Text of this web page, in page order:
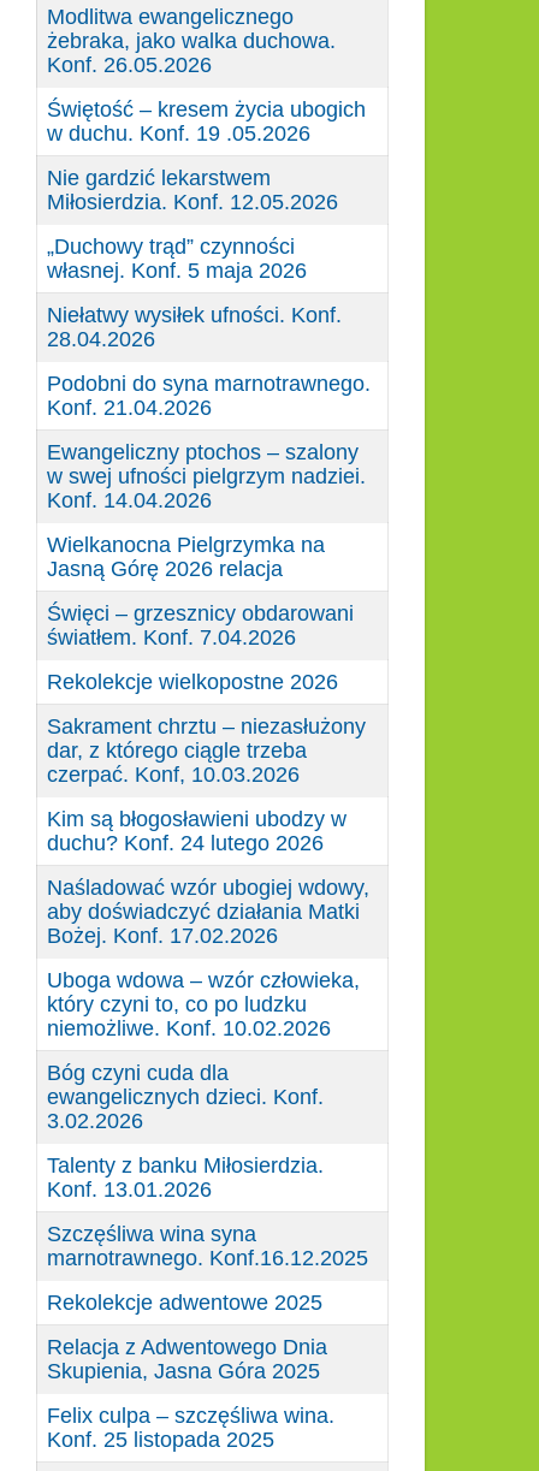
Modlitwa ewangelicznego
żebraka, jako walka duchowa.
Konf. 26.05.2026
Świętość – kresem życia ubogich
w duchu. Konf. 19 .05.2026
Nie gardzić lekarstwem
Miłosierdzia. Konf. 12.05.2026
„Duchowy trąd” czynności
własnej. Konf. 5 maja 2026
Niełatwy wysiłek ufności. Konf.
28.04.2026
Podobni do syna marnotrawnego.
Konf. 21.04.2026
Ewangeliczny ptochos – szalony
w swej ufności pielgrzym nadziei.
Konf. 14.04.2026
Wielkanocna Pielgrzymka na
Jasną Górę 2026 relacja
Święci – grzesznicy obdarowani
światłem. Konf. 7.04.2026
Rekolekcje wielkopostne 2026
Sakrament chrztu – niezasłużony
dar, z którego ciągle trzeba
czerpać. Konf, 10.03.2026
Kim są błogosławieni ubodzy w
duchu? Konf. 24 lutego 2026
Naśladować wzór ubogiej wdowy,
aby doświadczyć działania Matki
Bożej. Konf. 17.02.2026
Uboga wdowa – wzór człowieka,
który czyni to, co po ludzku
niemożliwe. Konf. 10.02.2026
Bóg czyni cuda dla
ewangelicznych dzieci. Konf.
3.02.2026
Talenty z banku Miłosierdzia.
Konf. 13.01.2026
Szczęśliwa wina syna
marnotrawnego. Konf.16.12.2025
Rekolekcje adwentowe 2025
Relacja z Adwentowego Dnia
Skupienia, Jasna Góra 2025
Felix culpa – szczęśliwa wina.
Konf. 25 listopada 2025